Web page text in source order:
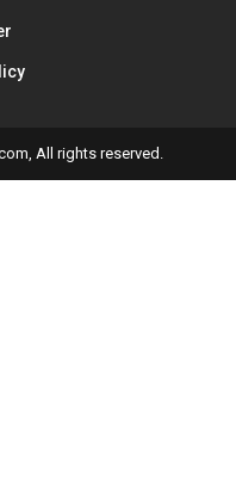
All rights reserved.